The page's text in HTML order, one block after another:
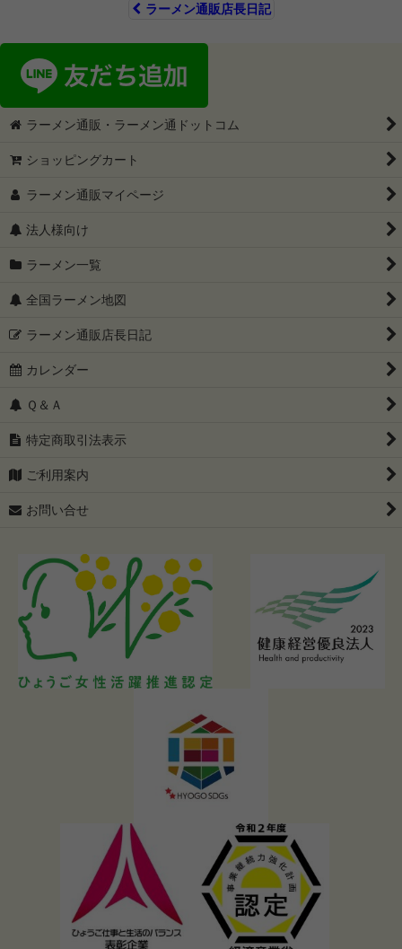
ラーメン通販店長日記
ラーメン通販・ラーメン通ドットコム
ショッピングカート
ラーメン通販マイページ
法人様向け
ラーメン一覧
全国ラーメン地図
ラーメン通販店長日記
カレンダー
Ｑ＆Ａ
特定商取引法表示
ご利用案内
お問い合せ